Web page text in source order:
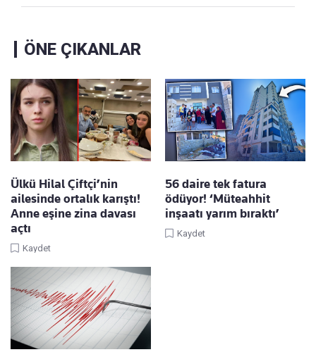
ÖNE ÇIKANLAR
Ülkü Hilal Çiftçi’nin
ailesinde ortalık karıştı!
Anne eşine zina davası
açtı
Kaydet
56 daire tek fatura
ödüyor! ‘Müteahhit
inşaatı yarım bıraktı’
Kaydet